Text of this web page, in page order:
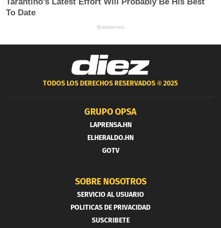
TODOS LOS DERECHOS RESERVADOS ®2025
GRUPO OPSA
LAPRENSA.HN
ELHERALDO.HN
GOTV
SOBRE NOSOTROS
SERVICIO AL USUARIO
POLITICAS DE PRIVACIDAD
SUSCRIBETE